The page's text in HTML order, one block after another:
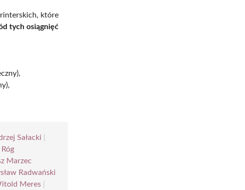
które
tych osiągnięć
Sałacki
Marzec
Radwański
Meres